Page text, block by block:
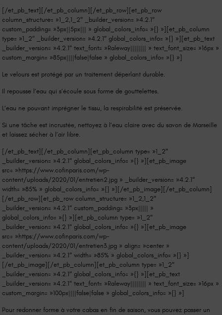
[/et_pb_text][/et_pb_column][/et_pb_row][et_pb_row
column_structure= »1_2,1_2″ _builder_version= »4.2.1″
custom_padding= »3px||5px||| » global_colors_info= »{} »][et_pb_column
type= »1_2″ _builder_version= »4.2.1″ global_colors_info= »{} »][et_pb_text
_builder_version= »4.2.1″ text_font= »Raleway|||||||| » text_font_size= »16px »
custom_margin= »85px||||false|false » global_colors_info= »{} »]
Le velours est protégé par un traitement déperlant durable.
Il repousse l’eau qui s’écoule sous forme de gouttelettes.
L’eau ne pouvant imprégner le tissu, la respirabilité est préservée.
Si une tâche est incrustée, nettoyez à l’eau claire avec du savon de Marseille
et laissez sécher à l’air libre.
[/et_pb_text][/et_pb_column][et_pb_column type= »1_2″
_builder_version= »4.2.1″ global_colors_info= »{} »][et_pb_image
src= »https://www.cofinparis.com/wp-
content/uploads/2020/01/entretien2.jpg » _builder_version= »4.2.1″
width= »85% » global_colors_info= »{} »][/et_pb_image][/et_pb_column]
[/et_pb_row][et_pb_row column_structure= »1_2,1_2″
_builder_version= »4.2.1″ custom_padding= »3px||||| »
global_colors_info= »{} »][et_pb_column type= »1_2″
_builder_version= »4.2.1″ global_colors_info= »{} »][et_pb_image
src= »https://www.cofinparis.com/wp-
content/uploads/2020/01/entretien3.jpg » align= »center »
_builder_version= »4.2.1″ width= »85% » global_colors_info= »{} »]
[/et_pb_image][/et_pb_column][et_pb_column type= »1_2″
_builder_version= »4.2.1″ global_colors_info= »{} »][et_pb_text
_builder_version= »4.2.1″ text_font= »Raleway|||||||| » text_font_size= »16px »
custom_margin= »100px||||false|false » global_colors_info= »{} »]
Pour redonner forme à votre cabas en fin de saison, vous pouvez passer un